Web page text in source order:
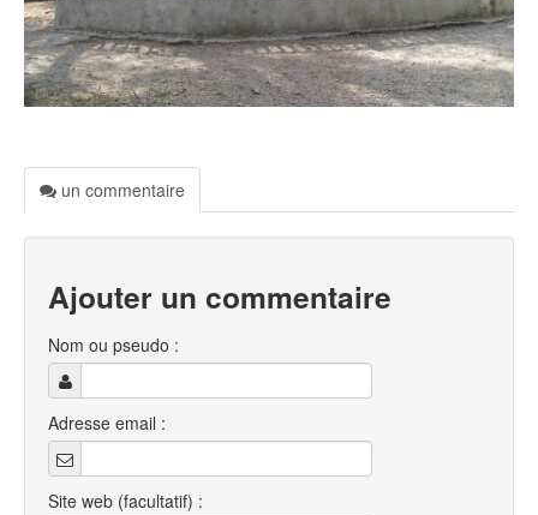
un commentaire
Ajouter un commentaire
Nom ou pseudo :
Adresse email :
Site web (facultatif) :